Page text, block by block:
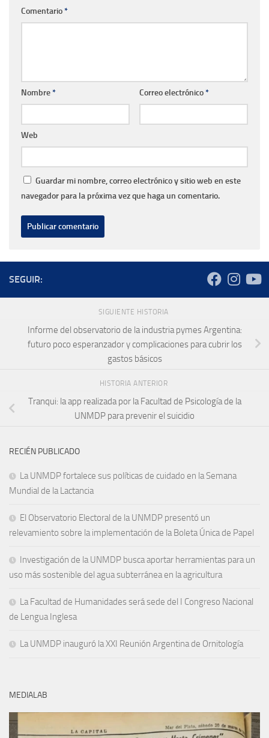
Comentario*
Nombre* Correo electrónico*
Web
Guardar mi nombre, correo electrónico y sitio web en este
navegador para la próxima vez que haga un comentario.
SEGUIR:
SIGUIENTE HISTORIA
Informe del observatorio de la industria pymes Argentina:
futuro poco esperanzador y complicaciones para cubrir los
gastos básicos
HISTORIA ANTERIOR
Tranqui: la app realizada por la Facultad de Psicología de la
UNMDP para prevenir el suicidio
RECIÉN PUBLICADO
La UNMDP fortalece sus políticas de cuidado en la Semana
Mundial de la Lactancia
El Observatorio Electoral de la UNMDP presentó un
relevamiento sobre la implementación de la Boleta Única de Papel
Investigación de la UNMDP busca aportar herramientas para un
uso más sostenible del agua subterránea en la agricultura
La Facultad de Humanidades será sede del I Congreso Nacional
de Lengua Inglesa
La UNMDP inauguró la XXI Reunión Argentina de Ornitología
MEDIALAB